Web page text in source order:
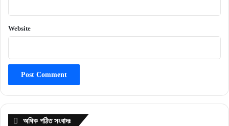
Website
অধিক পঠিত সংবাদঃ